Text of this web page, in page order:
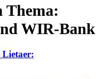
Thema:
WIR-Bank